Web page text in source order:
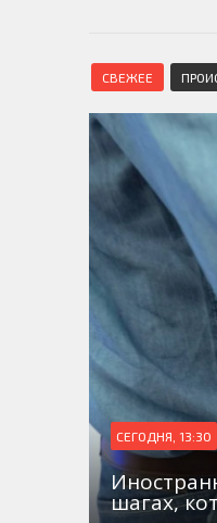
СВЕЖЕЕ
СЕГОДНЯ, 13:30
шагах,